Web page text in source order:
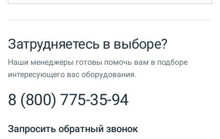
Затрудняетесь в выборе?
Наши менеджеры готовы помочь вам в подборе
интересующего вас оборудования.
8 (800) 775-35-94
Запросить обратный звонок